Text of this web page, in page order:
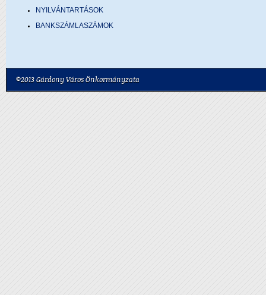
NYILVÁNTARTÁSOK
BANKSZÁMLASZÁMOK
©2013 Gárdony Város Önkormányzata